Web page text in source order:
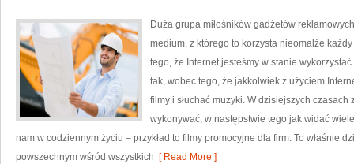
Duża grupa miłośników gadżetów
medium, z którego to korzysta nieomalże
tego, że Internet jesteśmy w stanie
tak, wobec tego, że jakkolwiek z użyciem
filmy i słuchać muzyki. W dzisiejszych
wykonywać, w następstwie tego jak widać
nam w codziennym życiu – przykład to filmy promocyjne dla firm. To właśnie
powszechnym wśród wszystkich [ Read More ]